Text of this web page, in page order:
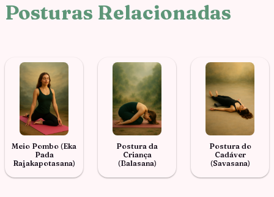
Posturas Relacionadas
Meio Pombo (Eka
Pada
Rajakapotasana)
Postura da
Criança
(Balasana)
Postura do
Cadáver
(Savasana)